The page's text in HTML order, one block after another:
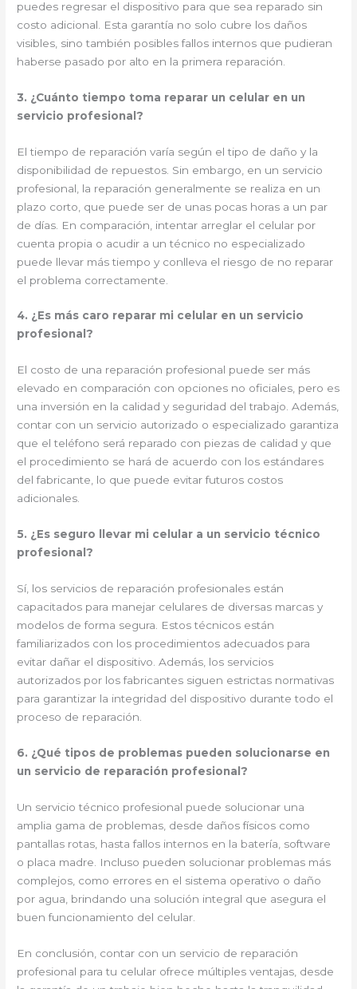
puedes regresar el dispositivo para que sea reparado sin
costo adicional. Esta garantía no solo cubre los daños
visibles, sino también posibles fallos internos que pudieran
haberse pasado por alto en la primera reparación.
3. ¿Cuánto tiempo toma reparar un celular en un
servicio profesional?
El tiempo de reparación varía según el tipo de daño y la
disponibilidad de repuestos. Sin embargo, en un servicio
profesional, la reparación generalmente se realiza en un
plazo corto, que puede ser de unas pocas horas a un par
de días. En comparación, intentar arreglar el celular por
cuenta propia o acudir a un técnico no especializado
puede llevar más tiempo y conlleva el riesgo de no reparar
el problema correctamente.
4. ¿Es más caro reparar mi celular en un servicio
profesional?
El costo de una reparación profesional puede ser más
elevado en comparación con opciones no oficiales, pero es
una inversión en la calidad y seguridad del trabajo. Además,
contar con un servicio autorizado o especializado garantiza
que el teléfono será reparado con piezas de calidad y que
el procedimiento se hará de acuerdo con los estándares
del fabricante, lo que puede evitar futuros costos
adicionales.
5. ¿Es seguro llevar mi celular a un servicio técnico
profesional?
Sí, los servicios de reparación profesionales están
capacitados para manejar celulares de diversas marcas y
modelos de forma segura. Estos técnicos están
familiarizados con los procedimientos adecuados para
evitar dañar el dispositivo. Además, los servicios
autorizados por los fabricantes siguen estrictas normativas
para garantizar la integridad del dispositivo durante todo el
proceso de reparación.
6. ¿Qué tipos de problemas pueden solucionarse en
un servicio de reparación profesional?
Un servicio técnico profesional puede solucionar una
amplia gama de problemas, desde daños físicos como
pantallas rotas, hasta fallos internos en la batería, software
o placa madre. Incluso pueden solucionar problemas más
complejos, como errores en el sistema operativo o daño
por agua, brindando una solución integral que asegura el
buen funcionamiento del celular.
En conclusión, contar con un servicio de reparación
profesional para tu celular ofrece múltiples ventajas, desde